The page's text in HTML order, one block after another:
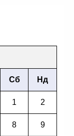
Сб Нд
1 2
8 9